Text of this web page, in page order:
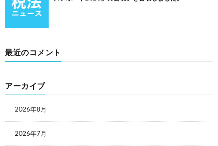
最近のコメント
アーカイブ
2026年8月
2026年7月